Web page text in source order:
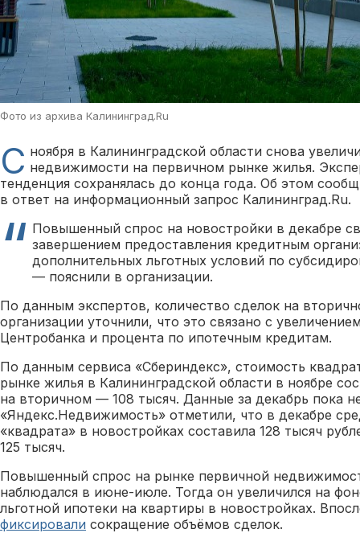
Фото из архива Калининград.Ru
С ноября в Калининградской области снова
недвижимости на первичном рынке жилья.
тенденция сохранялась до конца года. Об этом
в ответ на информационный запрос Калининград.Ru.
Повышенный спрос на новостройки в декабре
завершением предоставления кредитным
дополнительных льготных условий по
— пояснили в организации.
По данным экспертов, количество сделок на
организации уточнили, что это связано с
Центробанка и процента по ипотечным кредитам.
По данным сервиса «Сбериндекс», стоимость
рынке жилья в Калининградской области в ноябре
на вторичном — 108 тысяч. Данные за декабрь пока
«Яндекс.Недвижимость» отметили, что в декабре
«квадрата» в новостройках составила 128 тысяч
125 тысяч.
Повышенный спрос на рынке первичной
наблюдался в июне-июле. Тогда он увеличился на
льготной ипотеки на квартиры в новостройках.
фиксировали сокращение объёмов сделок.